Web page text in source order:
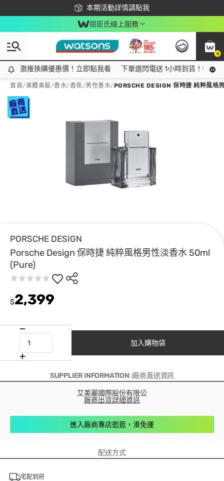
本期活動詳情請點我
下載app最高回饋$350
屈臣氏線上服務
0
激推換購優惠價！立即點我看
激推換購優惠價！立即點我看 下單選閃電送 1小時到貨！領神
首頁/美體美髮/香水/香氛/男性香水/PORSCHE DESIGN 保時捷 純粹風格
PORSCHE DESIGN
Porsche Design 保時捷 純粹風格男性淡香水 50ml
(Pure)
$2,399
加入購物袋
SUPPLIER INFORMATION :廠商直送資訊
艾美麗國際股份有限公
廠商出貨詳細資訊
進入廠商專店逛逛，湊免運
配送方式
宅配到府